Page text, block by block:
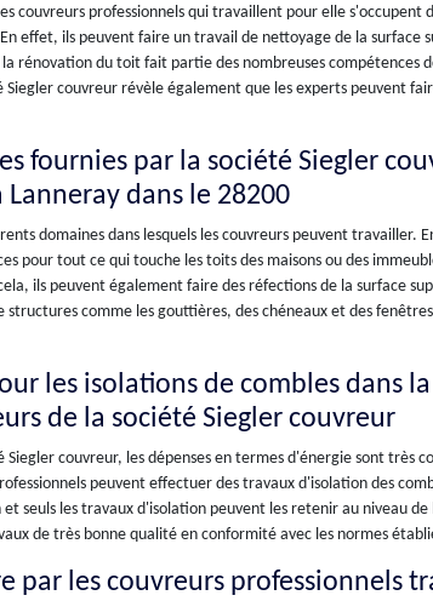
couvreurs professionnels qui travaillent pour elle s'occupent
effet, ils peuvent faire un travail de nettoyage de la surface
rénovation du toit fait partie des nombreuses compétences
couvreur révèle également que les experts peuvent
fournies par la société Siegler
dans le 28200
domaines dans lesquels les couvreurs peuvent travailler.
pour tout ce qui touche les toits des maisons ou des
ils peuvent également faire des réfections de la surface
comme les gouttières, des chéneaux et des
les isolations de combles dans
de la société Siegler couvreur
Siegler couvreur, les dépenses en termes d'énergie sont très
peuvent effectuer des travaux d'isolation des
seuls les travaux d'isolation peuvent les retenir au niveau
de très bonne qualité en conformité avec les normes
par les couvreurs professionnels